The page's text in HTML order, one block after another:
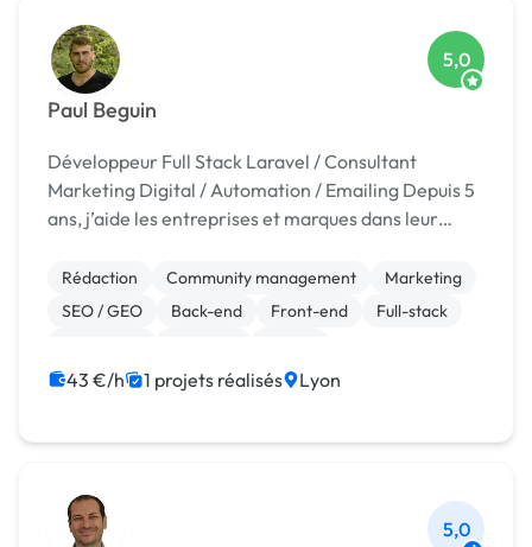
Paul Beguin
5,0
Développeur Full Stack Laravel / Consultant
Marketing Digital / Automation / Emailing Depuis 5
ans, j’aide les entreprises et marques dans leur
2014, afin de financer mes études de communi...
Rédaction Community management
Marketing
SEO / GEO
Back-end Front-end
Full-stack
43 €/h 1 projets réalisés Lyon
5,0